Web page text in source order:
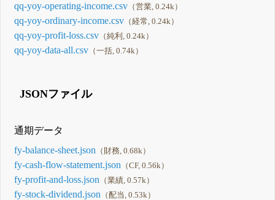
qq-yoy-operating-income.csv （営業, 0.24k）
qq-yoy-ordinary-income.csv （経常, 0.24k）
qq-yoy-profit-loss.csv （純利, 0.24k）
qq-yoy-data-all.csv （一括, 0.74k）
JSONファイル
通期データ
fy-balance-sheet.json （財務, 0.68k）
fy-cash-flow-statement.json （CF, 0.56k）
fy-profit-and-loss.json （業績, 0.57k）
fy-stock-dividend.json （配当, 0.53k）